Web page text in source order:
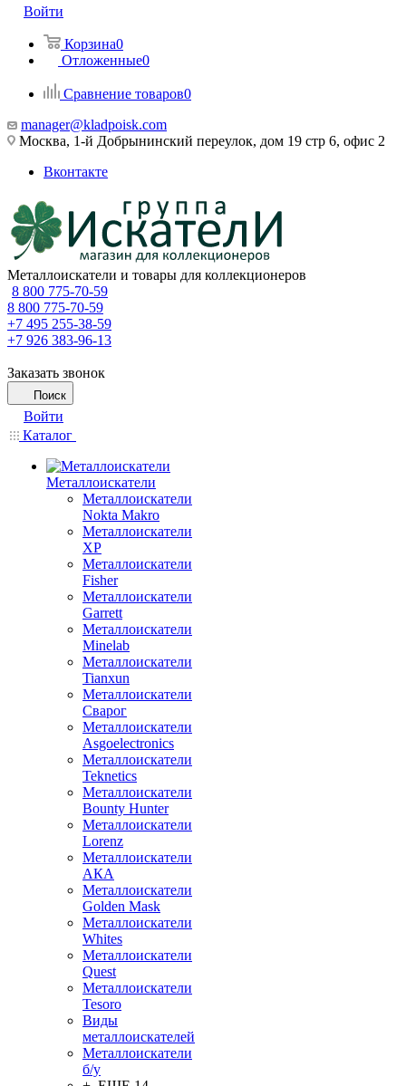
Войти
Корзина0
Отложенные0
Сравнение товаров0
manager@kladpoisk.com
Москва, 1-й Добрынинский переулок, дом 19 стр 6, офис 2
Вконтакте
Металлоискатели и товары для коллекционеров
8 800 775-70-59
8 800 775-70-59
+7 495 255-38-59
+7 926 383-96-13
Заказать звонок
Поиск
Войти
Каталог
Металлоискатели
Металлоискатели
Nokta Makro
Металлоискатели
XP
Металлоискатели
Fisher
Металлоискатели
Garrett
Металлоискатели
Minelab
Металлоискатели
Tianxun
Металлоискатели
Сварог
Металлоискатели
Asgoelectronics
Металлоискатели
Teknetics
Металлоискатели
Bounty Hunter
Металлоискатели
Lorenz
Металлоискатели
АКА
Металлоискатели
Golden Mask
Металлоискатели
Whites
Металлоискатели
Quest
Металлоискатели
Tesoro
Виды
металлоискателей
Металлоискатели
б/у